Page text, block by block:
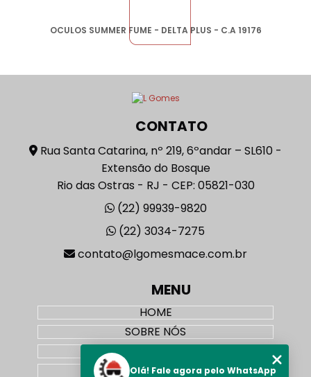
OCULOS SUMMER FUME - DELTA PLUS - C.A 19176
CONTATO
Rua Santa Catarina, nº 219, 6ºandar – SL610 -
Extensão do Bosque
Rio das Ostras - RJ - CEP: 05821-030
(22) 99939-9820
(22) 3034-7275
contato@lgomesmace.com.br
MENU
HOME
SOBRE NÓS
SERVIÇOS
Olá! Fale agora pelo WhatsApp